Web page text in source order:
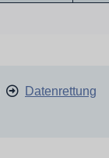
Datenrettung